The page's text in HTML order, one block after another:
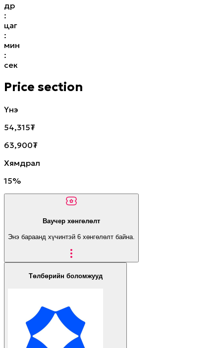
өдөр
:
цаг
:
мин
:
сек
Price section
Үнэ
54,315₮
63,900₮
Хямдрал
15%
Ваучер хөнгөлөлт
Энэ бараанд хүчинтэй 6 хөнгөлөлт байна.
Төлбөрийн боломжууд